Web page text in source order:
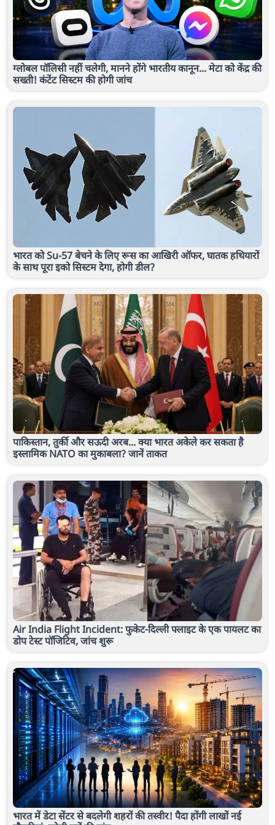
ग्लोबल पॉलिसी नहीं चलेगी, मानने होंगे भारतीय कानून... मेटा को केंद्र की
सख्ती! कंटेंट सिस्टम की होगी जांच
भारत को Su-57 बेचने के लिए रूस का आखिरी ऑफर, घातक हथियारों
के साथ पूरा इको सिस्टम देगा, होगी डील?
पाकिस्तान, तुर्की और सऊदी अरब... क्या भारत अकेले कर सकता है
इस्लामिक NATO का मुकाबला? जानें ताकत
Air India Flight Incident: फुकेट-दिल्ली फ्लाइट के एक पायलट का
डोप टेस्ट पॉजिटिव, जांच शुरू
भारत में डेटा सेंटर से बदलेगी शहरों की तस्वीर! पैदा होंगी लाखों नई